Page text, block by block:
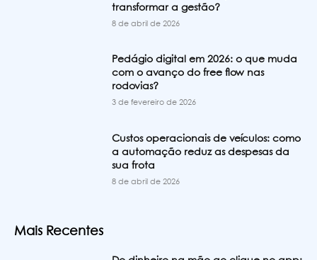
transformar a gestão?
8 de abril de 2026
Pedágio digital em 2026: o que muda
com o avanço do free flow nas
rodovias?
3 de fevereiro de 2026
Custos operacionais de veículos: como
a automação reduz as despesas da
sua frota
8 de abril de 2026
Mais Recentes